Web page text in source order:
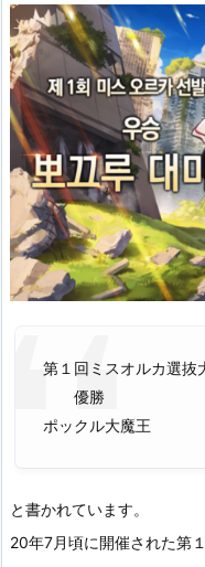
第１回ミスオルカ選抜
優勝
ポックル大魔王
と書かれています。
20年7月頃に開催された第